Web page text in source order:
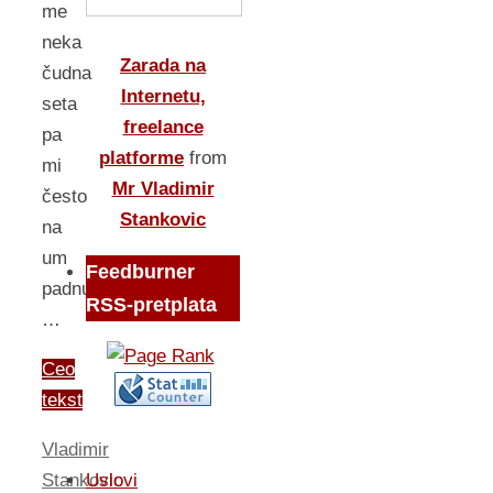
me
neka
čudna
seta
pa
mi
često
na
um
padnu
…
Ceo
tekst
Vladimir
Stankovic
Zarada na
Internetu,
freelance
platforme from
Mr Vladimir
Stankovic
Feedburner
RSS-pretplata
Uslovi